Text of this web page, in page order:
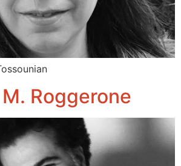
Roggerone